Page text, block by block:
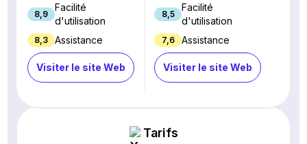
8,9
Facilité
d'utilisation
8,3 Assistance
Visiter le site Web
8,5
Facilité
d'utilisation
7,6 Assistance
Visiter le site Web
Tarifs